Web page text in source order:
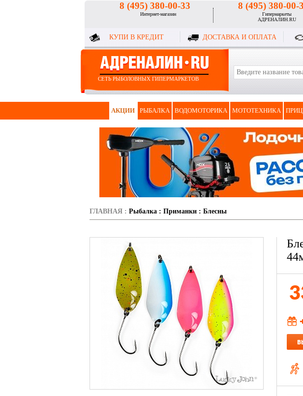
8 (495) 380-00-33
Интернет-магазин
8 (495) 380-00-
Гипермаркеты
АДРЕНАЛИН.RU
КУПИ В КРЕДИТ ДОСТАВКА И ОПЛАТА
СЕТЬ РЫБОЛОВНЫХ ГИПЕРМАРКЕТОВ
АКЦИИ РЫБАЛКА ВОДОМОТОРИКА МОТОТЕХНИКА
ГЛАВНАЯ : Рыбалка : Приманки : Блесны